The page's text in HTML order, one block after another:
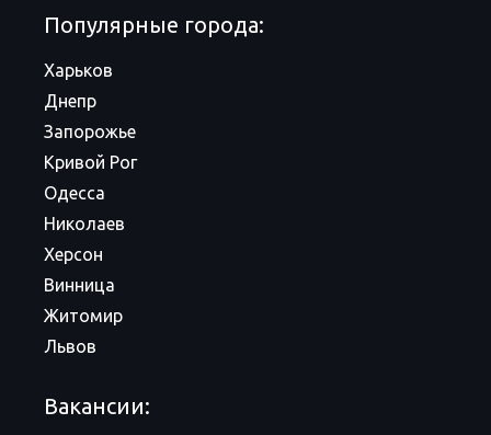
Популярные города:
Харьков
Днепр
Запорожье
Кривой Рог
Одесса
Николаев
Херсон
Винница
Житомир
Львов
Вакансии: